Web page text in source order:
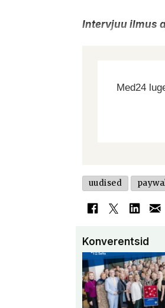
Intervjuu ilmus
Med24
uudised
Konverentsid